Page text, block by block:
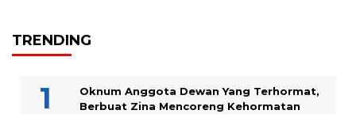
TRENDING
Oknum Anggota Dewan Yang Terhormat,
Berbuat Zina Mencoreng Kehormatan